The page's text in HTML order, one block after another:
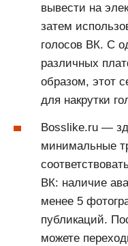
вывести на
затем
голосов ВК. С
различных
образом, этот
для накрутки
Bosslike.ru —
минимальные
ВК: наличие
менее 5
публикаций.
можете